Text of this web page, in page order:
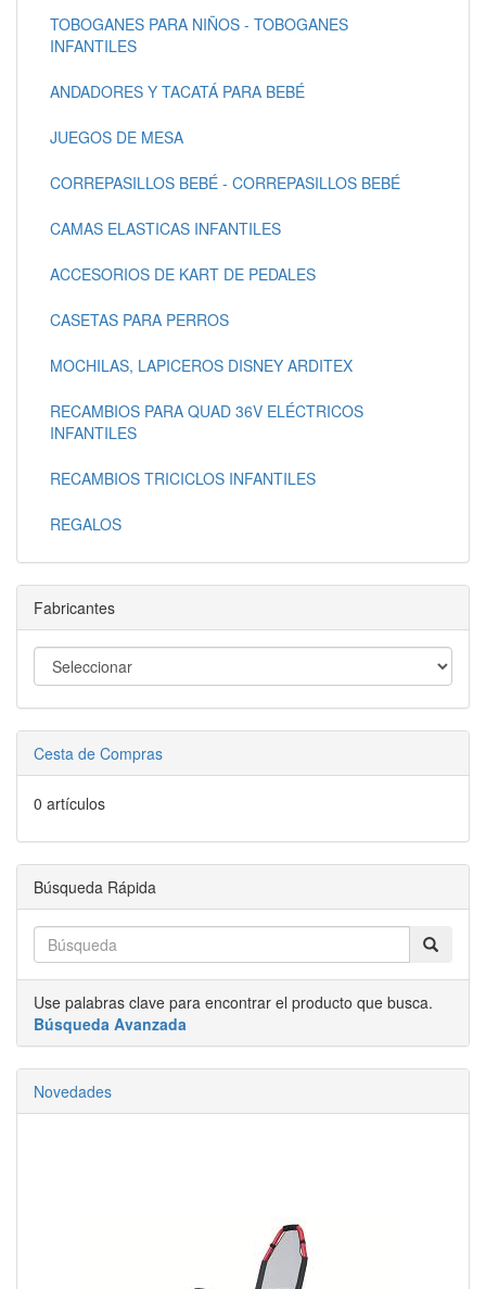
TOBOGANES PARA NIÑOS - TOBOGANES
INFANTILES
ANDADORES Y TACATÁ PARA BEBÉ
JUEGOS DE MESA
CORREPASILLOS BEBÉ - CORREPASILLOS BEBÉ
CAMAS ELASTICAS INFANTILES
ACCESORIOS DE KART DE PEDALES
CASETAS PARA PERROS
MOCHILAS, LAPICEROS DISNEY ARDITEX
RECAMBIOS PARA QUAD 36V ELÉCTRICOS
INFANTILES
RECAMBIOS TRICICLOS INFANTILES
REGALOS
Fabricantes
Cesta de Compras
0 artículos
Búsqueda Rápida
Use palabras clave para encontrar el producto que busca.
Búsqueda Avanzada
Novedades